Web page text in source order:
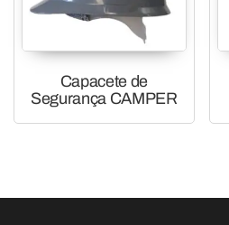
Capacete de
Segurança CAMPER